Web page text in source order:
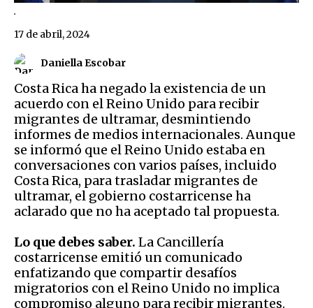
.
Daniella Escobar
17 de abril, 2024
Costa Rica ha negado la existencia de un
acuerdo con el Reino Unido para recibir
migrantes de ultramar, desmintiendo
informes de medios internacionales. Aunque
se informó que el Reino Unido estaba en
conversaciones con varios países, incluido
Costa Rica, para trasladar migrantes de
ultramar, el gobierno costarricense ha
aclarado que no ha aceptado tal propuesta.
Lo que debes saber. La Cancillería
costarricense emitió un comunicado
enfatizando que compartir desafíos
migratorios con el Reino Unido no implica
compromiso alguno para recibir migrantes.